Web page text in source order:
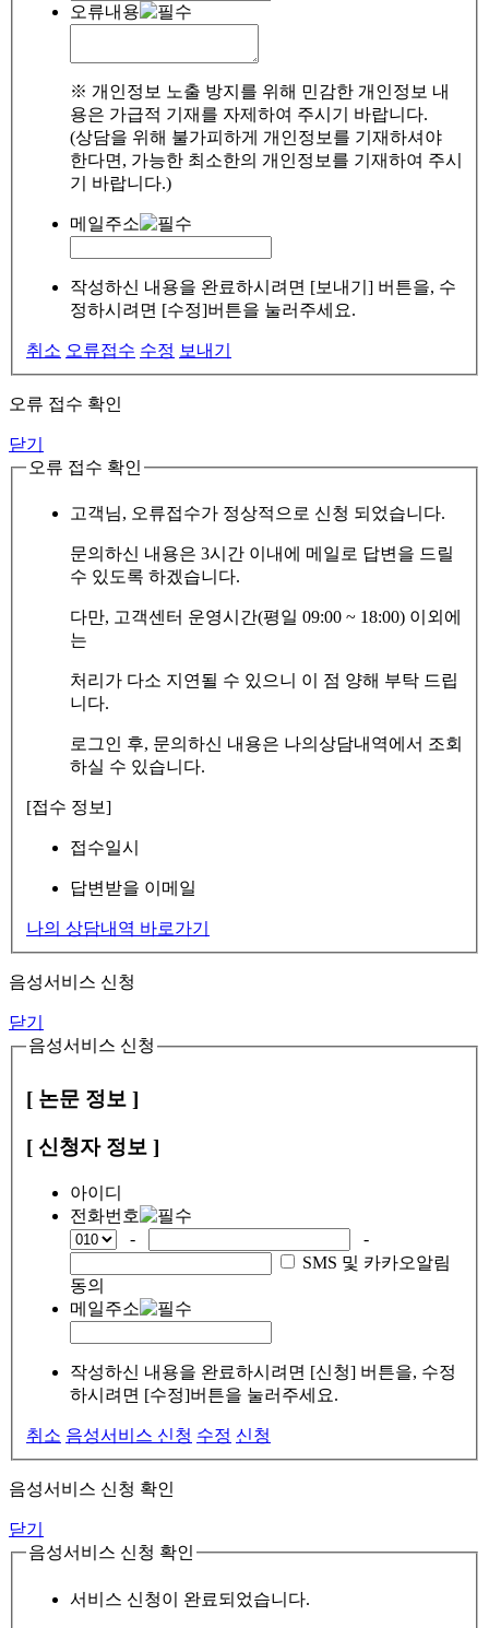
오류내용
※ 개인정보 노출 방지를 위해 민감한 개인정보 내
용은 가급적 기재를 자제하여 주시기 바랍니다.
(상담을 위해 불가피하게 개인정보를 기재하셔야
한다면, 가능한 최소한의 개인정보를 기재하여 주시
기 바랍니다.)
메일주소
작성하신 내용을 완료하시려면 [보내기] 버튼을, 수
정하시려면 [수정]버튼을 눌러주세요.
취소 오류접수 수정 보내기
오류 접수 확인
닫기
오류 접수 확인
고객님, 오류접수가 정상적으로 신청 되었습니다.
문의하신 내용은 3시간 이내에 메일로 답변을 드릴
수 있도록 하겠습니다.
다만, 고객센터 운영시간(평일 09:00 ~ 18:00) 이외에
는
처리가 다소 지연될 수 있으니 이 점 양해 부탁 드립
니다.
로그인 후, 문의하신 내용은 나의상담내역에서 조회
하실 수 있습니다.
[접수 정보]
접수일시
답변받을 이메일
나의 상담내역 바로가기
음성서비스 신청
닫기
음성서비스 신청
[ 논문 정보 ]
[ 신청자 정보 ]
아이디
전화번호
-
-
SMS 및 카카오알림
동의
메일주소
작성하신 내용을 완료하시려면 [신청] 버튼을, 수정
하시려면 [수정]버튼을 눌러주세요.
취소 음성서비스 신청 수정 신청
음성서비스 신청 확인
닫기
음성서비스 신청 확인
서비스 신청이 완료되었습니다.